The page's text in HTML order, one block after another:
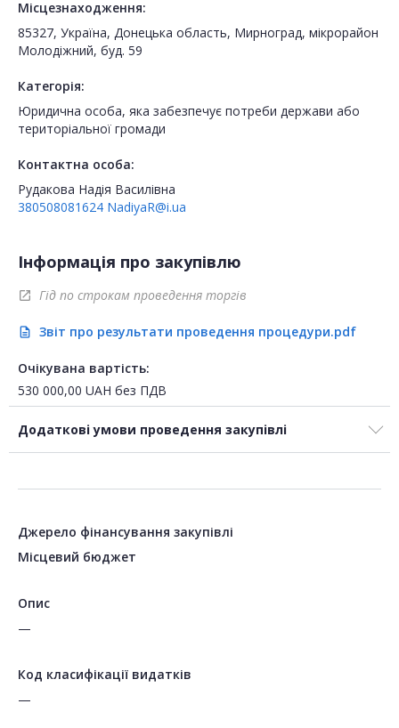
Місцезнаходження:
85327, Україна, Донецька область, Мирноград, мікрорайон
Молодіжний, буд. 59
Категорія:
Юридична особа, яка забезпечує потреби держави або
територіальної громади
Контактна особа:
Рудакова Надія Василівна
380508081624 NadiyaR@i.ua
Інформація про закупівлю
open_in_new Гід по строкам проведення торгів
description Звіт про результати проведення процедури.pdf
Очікувана вартість:
530 000,00 UAH без ПДВ
Додаткові умови проведення закупівлі
Джерело фінансування закупівлі
Місцевий бюджет
Опис
—
Код класифікації видатків
—